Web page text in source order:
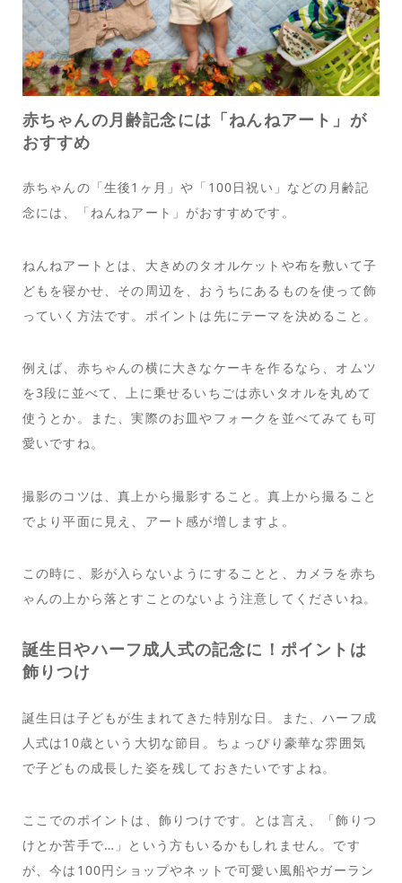
赤ちゃんの月齢記念には「ねんねアート」が
おすすめ
赤ちゃんの「生後1ヶ月」や「100日祝い」などの月齢記
念には、「ねんねアート」がおすすめです。
ねんねアートとは、大きめのタオルケットや布を敷いて子
どもを寝かせ、その周辺を、おうちにあるものを使って飾
っていく方法です。ポイントは先にテーマを決めること。
例えば、赤ちゃんの横に大きなケーキを作るなら、オムツ
を3段に並べて、上に乗せるいちごは赤いタオルを丸めて
使うとか。また、実際のお皿やフォークを並べてみても可
愛いですね。
撮影のコツは、真上から撮影すること。真上から撮ること
でより平面に見え、アート感が増しますよ。
この時に、影が入らないようにすることと、カメラを赤ち
ゃんの上から落とすことのないよう注意してくださいね。
誕生日やハーフ成人式の記念に！ポイントは
飾りつけ
誕生日は子どもが生まれてきた特別な日。また、ハーフ成
人式は10歳という大切な節目。ちょっぴり豪華な雰囲気
で子どもの成長した姿を残しておきたいですよね。
ここでのポイントは、飾りつけです。とは言え、「飾りつ
けとか苦手で…」という方もいるかもしれません。です
が、今は100円ショップやネットで可愛い風船やガーラン